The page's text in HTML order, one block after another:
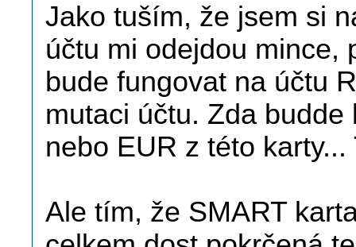
Jako tuším, že jsem si
účtu mi odejdou mince,
bude fungovat na účtu
mutaci účtu. Zda
nebo EUR z této
Ale tím, že SMART